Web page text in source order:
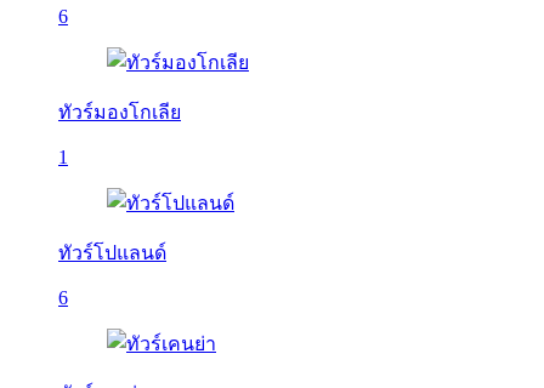
6
ทัวร์มองโกเลีย
1
ทัวร์โปแลนด์
6